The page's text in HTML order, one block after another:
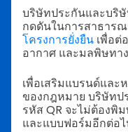
บริษัทประกันและบริ
กดดันในการสาธาร
โครงการยั่งยืน เพื่อต่
อากาศ และมลพิษทา
เพื่อเสริมแบรนด์แล
ของกฎหมาย บริษัทป
รหัส QR จะไม่ต้อง
และแบบฟอร์มอีกต่อ